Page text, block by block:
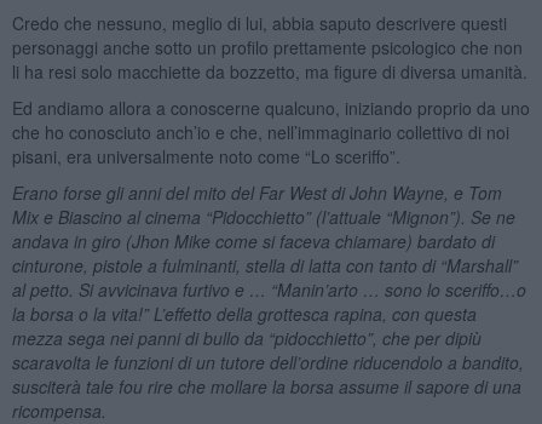
Credo che nessuno, meglio di lui, abbia saputo descrivere questi
personaggi anche sotto un profilo prettamente psicologico che non
li ha resi solo macchiette da bozzetto, ma figure di diversa umanità.
Ed andiamo allora a conoscerne qualcuno, iniziando proprio da uno
che ho conosciuto anch’io e che, nell’immaginario collettivo di noi
pisani, era universalmente noto come “Lo sceriffo”.
Erano forse gli anni del mito del Far West di John Wayne, e Tom
Mix e Biascino al cinema “Pidocchietto” (l’attuale “Mignon”). Se ne
andava in giro (Jhon Mike come si faceva chiamare) bardato di
cinturone, pistole a fulminanti, stella di latta con tanto di “Marshall”
al petto. Si avvicinava furtivo e … “Manin’arto … sono lo sceriffo…o
la borsa o la vita!” L’effetto della grottesca rapina, con questa
mezza sega nei panni di bullo da “pidocchietto”, che per dipiù
scaravolta le funzioni di un tutore dell’ordine riducendolo a bandito,
susciterà tale fou rire che mollare la borsa assume il sapore di una
ricompensa.